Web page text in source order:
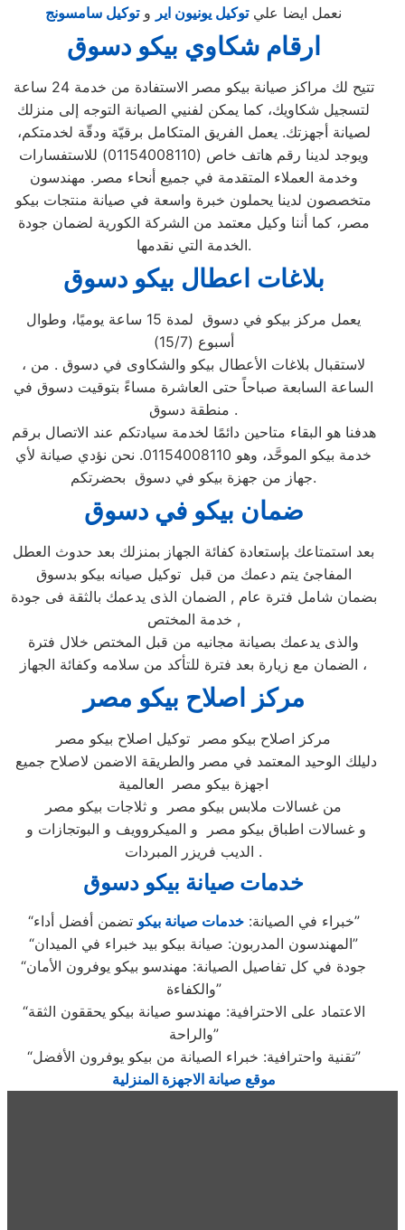
نعمل ايضا عليتوكيل يونيون اير وتوكيل سامسونج
ارقام شكاوي بيكو دسوق
تتيح لك مراكز صيانة بيكو مصر الاستفادة من خدمة 24 ساعة
لتسجيل شكاويك، كما يمكن لفنيي الصيانة التوجه إلى منزلك
لصيانة أجهزتك. يعمل الفريق المتكامل برقيّة ودقّة لخدمتكم،
ويوجد لدينا رقم هاتف خاص (01154008110) للاستفسارات
وخدمة العملاء المتقدمة في جميع أنحاء مصر. مهندسون
متخصصون لدينا يحملون خبرة واسعة في صيانة منتجات بيكو
مصر، كما أننا وكيل معتمد من الشركة الكورية لضمان جودة
الخدمة التي نقدمها.
بلاغات اعطال بيكو دسوق
يعمل مركز بيكو في دسوق لمدة 15 ساعة يوميًا، وطوال
أسبوع (15/7)
، لاستقبال بلاغات الأعطال بيكو والشكاوى في دسوق . من
الساعة السابعة صباحاً حتى العاشرة مساءً بتوقيت دسوق في
منطقة دسوق .
هدفنا هو البقاء متاحين دائمًا لخدمة سيادتكم عند الاتصال برقم
خدمة بيكو الموحَّد، وهو 01154008110. نحن نؤدي صيانة لأي
جهاز من جهزة بيكو في دسوق بحضرتكم.
ضمان بيكو في دسوق
بعد استمتاعك بإستعادة كفائة الجهاز بمنزلك بعد حدوث العطل
المفاجئ يتم دعمك من قبل توكيل صيانه بيكو بدسوق
بضمان شامل فترة عام , الضمان الذى يدعمك بالثقة فى جودة
خدمة المختص ,
والذى يدعمك بصيانة مجانيه من قبل المختص خلال فترة
الضمان مع زيارة بعد فترة للتأكد من سلامه وكفائة الجهاز ،
مركز اصلاح بيكو مصر
مركز اصلاح بيكو مصر توكيل اصلاح بيكو مصر
اجهزة بيكو مصر العالمية
من غسالات ملابس بيكو مصر و ثلاجات بيكو مصر
الديب فريزر المبردات .
خدمات صيانة بيكو دسوق
“خبراء في الصيانة:خدمات صيانة بيكو
تضمن أفضل أداء”
“المهندسون المدربون: صيانة بيكو بيد خبراء في الميدان”
“جودة في كل تفاصيل الصيانة: مهندسو بيكو يوفرون الأمان
والكفاءة”
“الاعتماد على الاحترافية: مهندسو صيانة بيكو يحققون الثقة
والراحة”
“تقنية واحترافية: خبراء الصيانة من بيكو يوفرون الأفضل”
موقع صيانة الاجهزة المنزلية